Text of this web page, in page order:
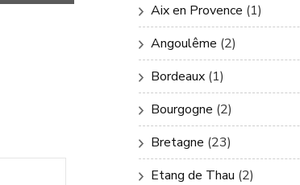
Aix en Provence (1)
Angoulême (2)
Bordeaux (1)
Bourgogne (2)
Bretagne (23)
Etang de Thau (2)